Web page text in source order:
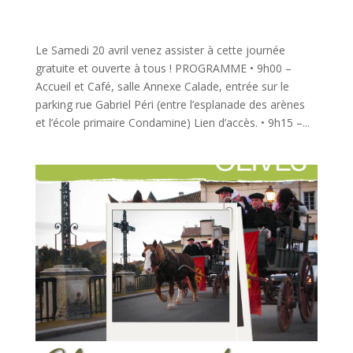
Le Samedi 20 avril venez assister à cette journée
gratuite et ouverte à tous ! PROGRAMME • 9h00 –
Accueil et Café, salle Annexe Calade, entrée sur le
parking rue Gabriel Péri (entre l’esplanade des arènes
et l’école primaire Condamine) Lien d’accès. • 9h15 –...